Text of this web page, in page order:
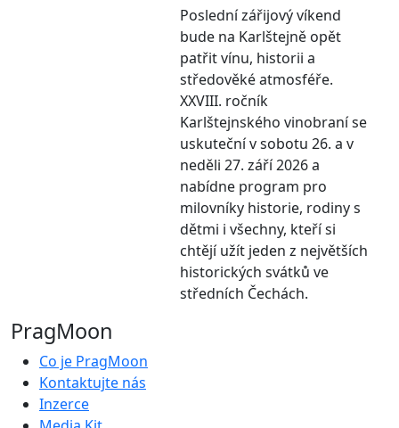
Poslední zářijový víkend
bude na Karlštejně opět
patřit vínu, historii a
středověké atmosféře.
XXVIII. ročník
Karlštejnského vinobraní se
uskuteční v sobotu 26. a v
neděli 27. září 2026 a
nabídne program pro
milovníky historie, rodiny s
dětmi i všechny, kteří si
chtějí užít jeden z největších
historických svátků ve
středních Čechách.
PragMoon
Co je PragMoon
Kontaktujte nás
Inzerce